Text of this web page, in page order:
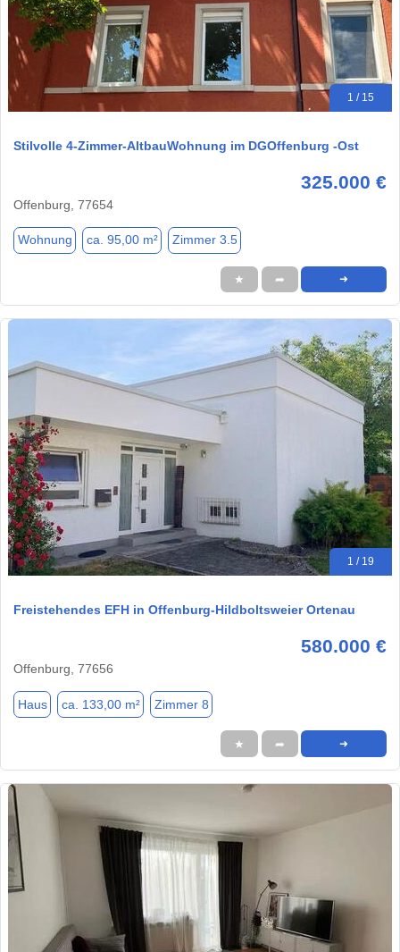
1 / 15
Stilvolle 4-Zimmer-AltbauWohnung im DGOffenburg -Ost
325.000 €
Offenburg, 77654
Wohnung ca. 95,00 m² Zimmer 3.5
★ ➦ ➜
1 / 19
Freistehendes EFH in Offenburg-Hildboltsweier Ortenau
580.000 €
Offenburg, 77656
Haus ca. 133,00 m² Zimmer 8
★ ➦ ➜